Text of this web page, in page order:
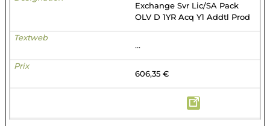
Exchange Svr Lic/SA Pack
OLV D 1YR Acq Y1 Addtl Prod
...
606,35 €